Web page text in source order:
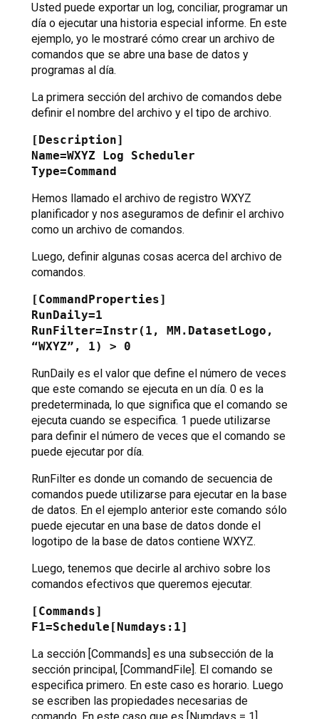
Usted puede exportar un log, conciliar, programar un
día o ejecutar una historia especial informe. En este
ejemplo, yo le mostraré cómo crear un archivo de
comandos que se abre una base de datos y
programas al día.
La primera sección del archivo de comandos debe
definir el nombre del archivo y el tipo de archivo.
[Description]
Name=WXYZ Log Scheduler
Type=Command
Hemos llamado el archivo de registro WXYZ
planificador y nos aseguramos de definir el archivo
como un archivo de comandos.
Luego, definir algunas cosas acerca del archivo de
comandos.
[CommandProperties]
RunDaily=1
RunFilter=Instr(1, MM.DatasetLogo,
“WXYZ”, 1) > 0
RunDaily es el valor que define el número de veces
que este comando se ejecuta en un día. 0 es la
predeterminada, lo que significa que el comando se
ejecuta cuando se especifica. 1 puede utilizarse
para definir el número de veces que el comando se
puede ejecutar por día.
RunFilter es donde un comando de secuencia de
comandos puede utilizarse para ejecutar en la base
de datos. En el ejemplo anterior este comando sólo
puede ejecutar en una base de datos donde el
logotipo de la base de datos contiene WXYZ.
Luego, tenemos que decirle al archivo sobre los
comandos efectivos que queremos ejecutar.
[Commands]
F1=Schedule[Numdays:1]
La sección [Commands] es una subsección de la
sección principal, [CommandFile]. El comando se
especifica primero. En este caso es horario. Luego
se escriben las propiedades necesarias de